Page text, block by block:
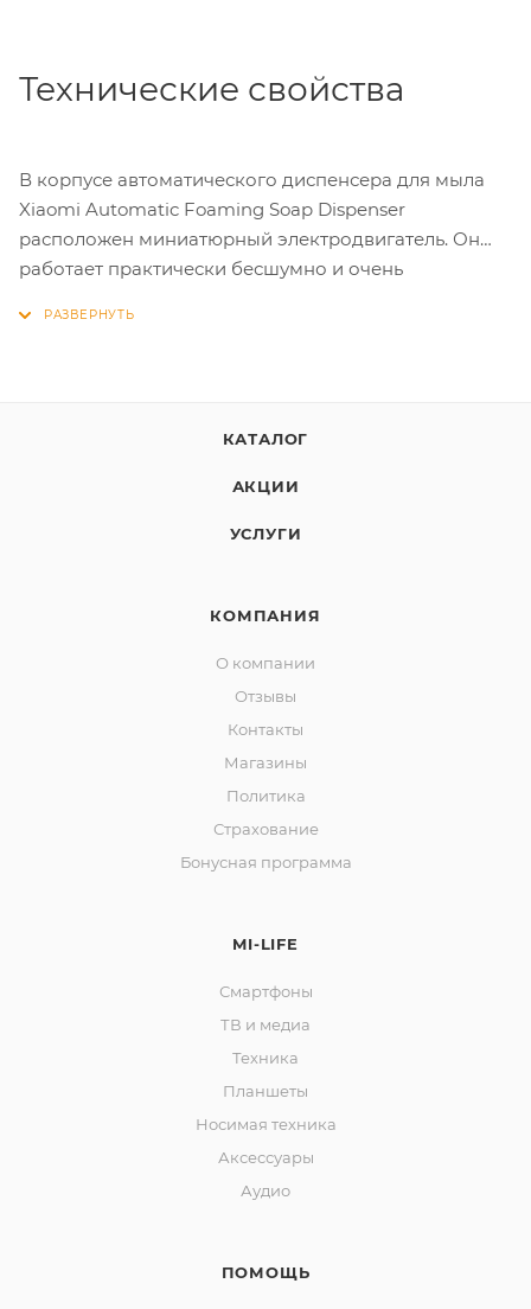
Технические свойства
В корпусе автоматического диспенсера для мыла
Xiaomi Automatic Foaming Soap Dispenser
расположен миниатюрный электродвигатель. Он
работает практически бесшумно и очень
КАТАЛОГ
АКЦИИ
УСЛУГИ
КОМПАНИЯ
О компании
Отзывы
Контакты
Магазины
Политика
Страхование
Бонусная программа
MI-LIFE
Смартфоны
ТВ и медиа
Техника
Планшеты
Носимая техника
Аксессуары
Аудио
ПОМОЩЬ